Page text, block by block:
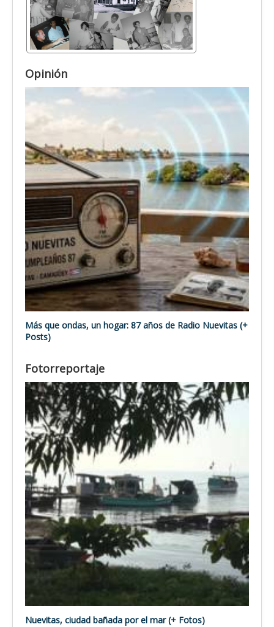
Opinión
Más que ondas, un hogar: 87 años de Radio Nuevitas (+
Posts)
Fotorreportaje
Nuevitas, ciudad bañada por el mar (+ Fotos)